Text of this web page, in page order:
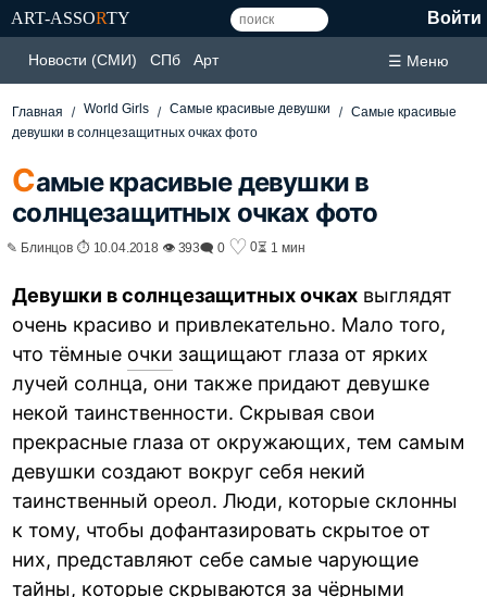
ART-ASSORTY Войти
Новости (СМИ) СПб Арт ☰ Меню
Главная World Girls Самые красивые девушки
Самые красивые
девушки в солнцезащитных очках фото
Самые красивые девушки в
солнцезащитных очках фото
✎ Блинцов ⏱ 10.04.2018 👁 393🗨 0 ♡ 0⏳ 1 мин
Девушки в солнцезащитных очках выглядят
очень красиво и привлекательно. Мало того,
что тёмные очки защищают глаза от ярких
лучей солнца, они также придают девушке
некой таинственности. Скрывая свои
прекрасные глаза от окружающих, тем самым
девушки создают вокруг себя некий
таинственный ореол. Люди, которые склонны
к тому, чтобы дофантазировать скрытое от
них, представляют себе самые чарующие
тайны, которые скрываются за чёрными